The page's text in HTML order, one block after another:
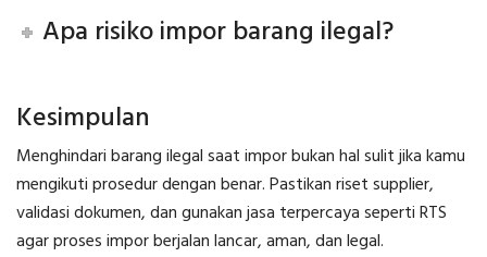
Apa risiko impor barang ilegal?
Kesimpulan
Menghindari barang ilegal saat impor bukan hal sulit jika kamu
mengikuti prosedur dengan benar. Pastikan riset supplier,
validasi dokumen, dan gunakan jasa terpercaya seperti RTS
agar proses impor berjalan lancar, aman, dan legal.